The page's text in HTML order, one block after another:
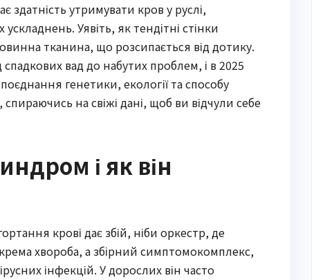
здатність утримувати кров у руслі,
Уявіть, як тендітні стінки
тканина, що розсипається від дотику.
вад до набутих проблем, і в 2025
генетики, екології та способу
на свіжі дані, щоб ви відчули себе
і як він
крові дає збій, ніби оркестр, де
хвороба, а збірний симптомокомплекс,
інфекцій. У дорослих він часто